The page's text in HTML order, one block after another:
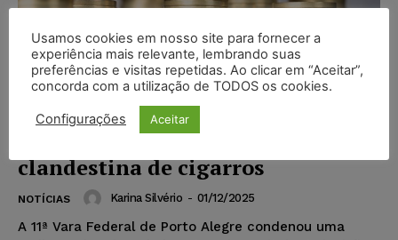
Mulher é condenada por lavagem
clandestina de cigarros
NOTÍCIAS Karina Silvério - 01/12/2025
A 11ª Vara Federal de Porto Alegre condenou uma
Usamos cookies em nosso site para fornecer a
experiência mais relevante, lembrando suas
preferências e visitas repetidas. Ao clicar em “Aceitar”,
concorda com a utilização de TODOS os cookies.
Configurações Aceitar